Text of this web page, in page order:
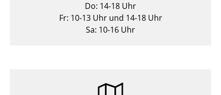
Bänke & Liegen
Do: 14-18 Uhr
Fr: 10-13 Uhr und 14-18 Uhr
Sa: 10-16 Uhr